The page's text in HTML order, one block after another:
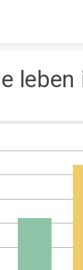
leben